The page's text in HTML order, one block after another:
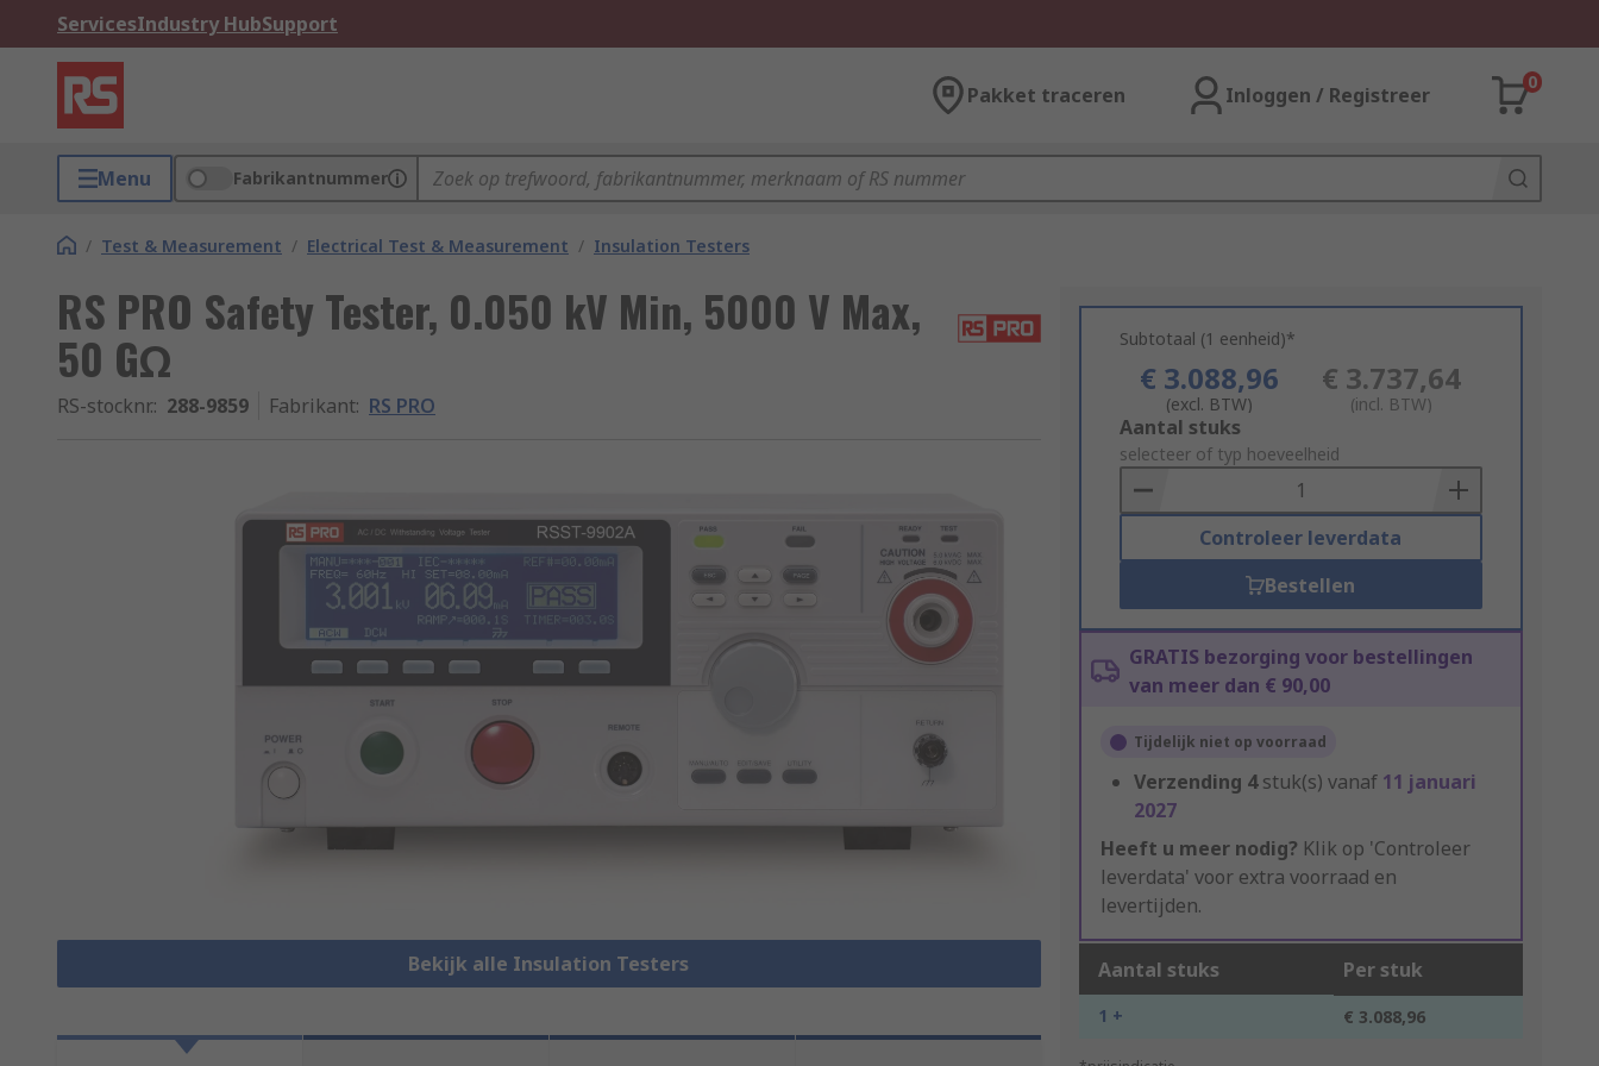
ServicesIndustry HubSupport
Pakket traceren Inloggen / Registreer
0
Menu Fabrikantnummer
/ Test & Measurement / Electrical Test & Measurement / Insulation Testers
RS PRO Safety Tester, 0.050 kV Min, 5000 V Max,
50 GΩ
RS-stocknr.: 288-9859 Fabrikant: RS PRO
Bekijk alle Insulation Testers
Subtotaal (1 eenheid)*
€ 3.088,96
(excl. BTW)
€ 3.737,64
(incl. BTW)
Add
to
Basket
Aantal stuks
selecteer of typ hoeveelheid
Controleer leverdata
Bestellen
GRATIS bezorging voor bestellingen
van meer dan € 90,00
Tijdelijk niet op voorraad
Verzending 4stuk(s) vanaf 11 januari
2027
Heeft u meer nodig? Klik op 'Controleer
leverdata' voor extra voorraad en
levertijden.
Aantal stuks Per stuk
1 + € 3.088,96